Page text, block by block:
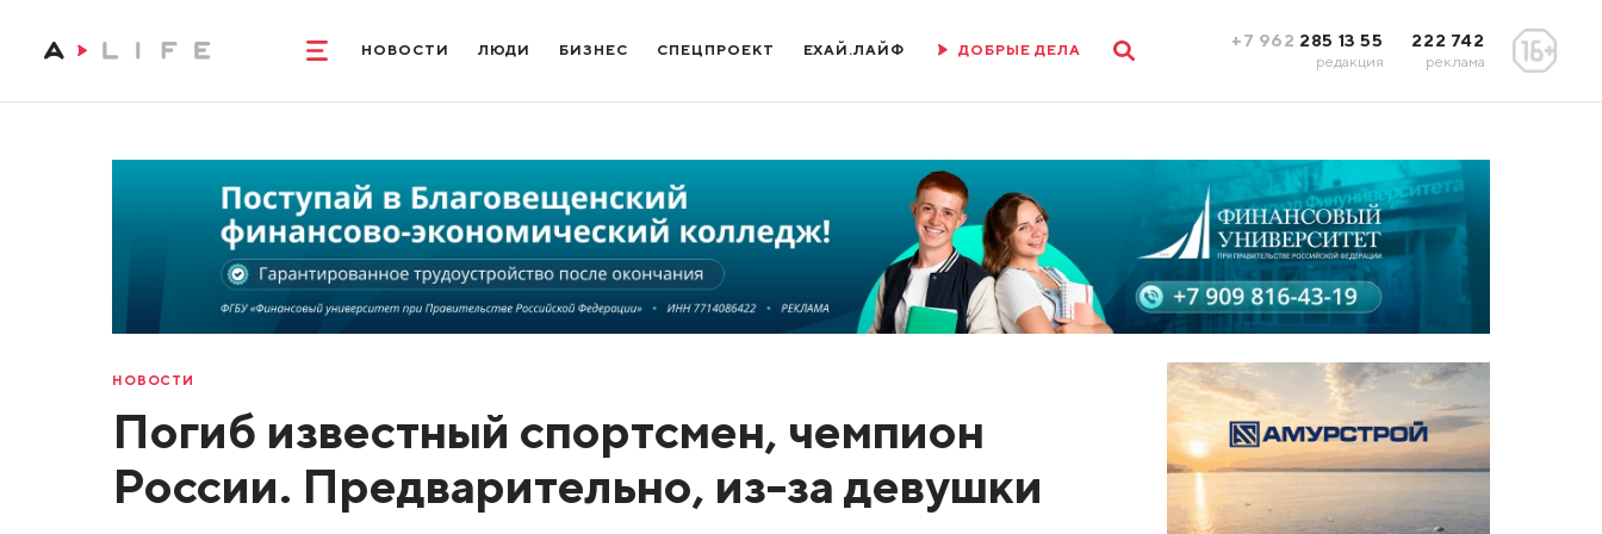
НОВОСТИ ЛЮДИ БИЗНЕС СПЕЦПРОЕКТ ЕХАЙ.ЛАЙФ ДОБРЫЕ ДЕЛА +7 962 285 13 55
редакция
222 742
реклама
НОВОСТИ
Погиб известный спортсмен, чемпион
России. Предварительно, из-за девушки